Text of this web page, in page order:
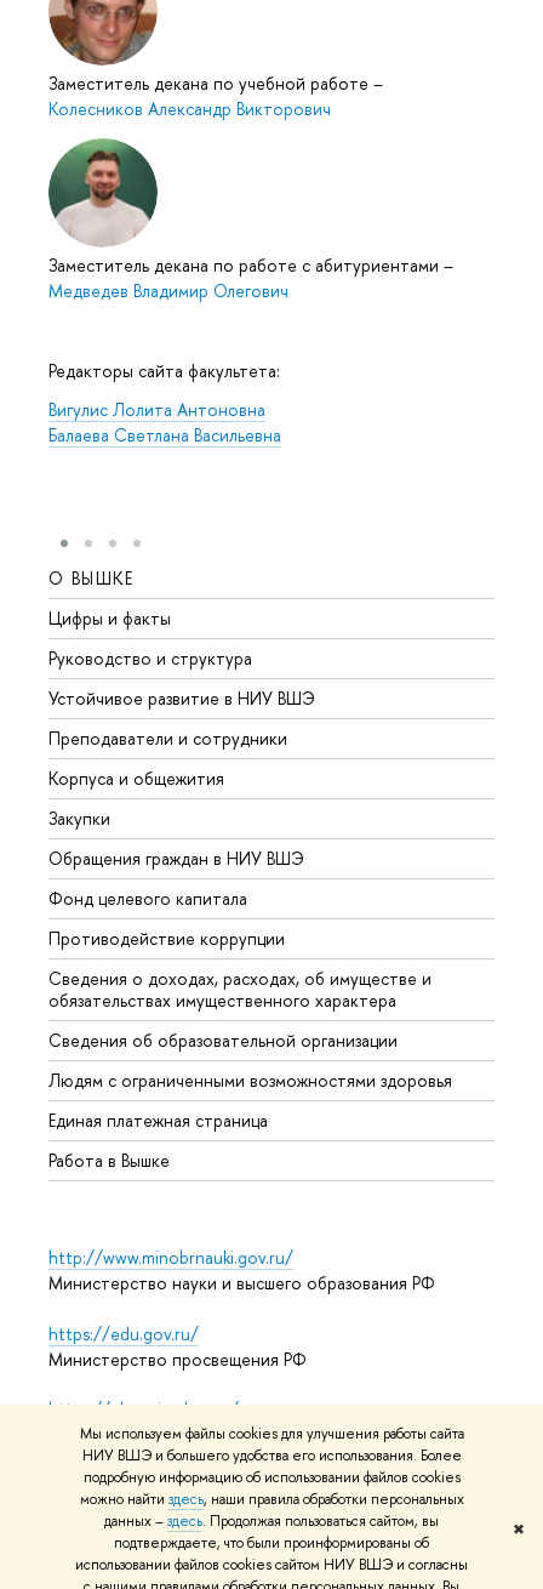
Мы используем файлы cookies для улучшения работы сайта
НИУ ВШЭ и большего удобства его использования. Более
подробную информацию об использовании файлов cookies
можно найти здесь, наши правила обработки персональных
данных –здесь. Продолжая пользоваться сайтом, вы
подтверждаете, что были проинформированы об
использовании файлов cookies сайтом НИУ ВШЭ и согласны
✖
Заместитель декана по учебной работе –
Колесников Александр Викторович
Заместитель декана по работе с абитуриентами –
Медведев Владимир Олегович
Редакторы сайта факультета:
Вигулис Лолита Антоновна
Балаева Светлана Васильевна
О ВЫШКЕ
Цифры и факты
Руководство и структура
Устойчивое развитие в НИУ ВШЭ
Преподаватели и сотрудники
Корпуса и общежития
Закупки
Обращения граждан в НИУ ВШЭ
Фонд целевого капитала
Противодействие коррупции
Сведения о доходах, расходах, об имуществе и
обязательствах имущественного характера
Сведения об образовательной организации
Людям с ограниченными возможностями здоровья
Единая платежная страница
Работа в Вышке
http://www.minobrnauki.gov.ru/
Министерство науки и высшего образования РФ
https://edu.gov.ru/
Министерство просвещения РФ
https://elearning.hse.ru/mooc
Массовые открытые онлайн-курсы
© НИУ ВШЭ 1993–2026 Адреса и контактыУсловия
использования материаловПолитика конфиденциальности
Карта сайта